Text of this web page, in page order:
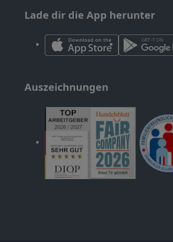
Lade dir die App herunter
Auszeichnungen